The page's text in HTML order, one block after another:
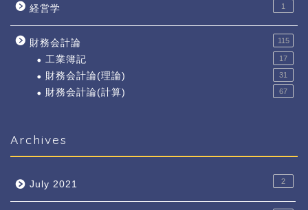
経営学 1
財務会計論 115
工業簿記 17
財務会計論(理論) 31
財務会計論(計算) 67
Archives
July 2021 2